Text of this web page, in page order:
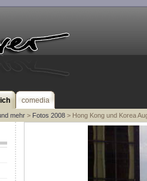
ich comedia
mehr> Fotos 2008> Hong Kong und Korea